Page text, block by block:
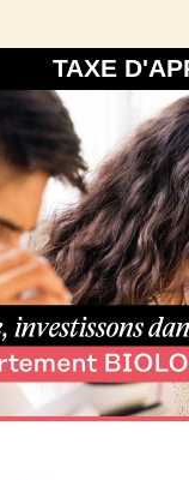
TAXE